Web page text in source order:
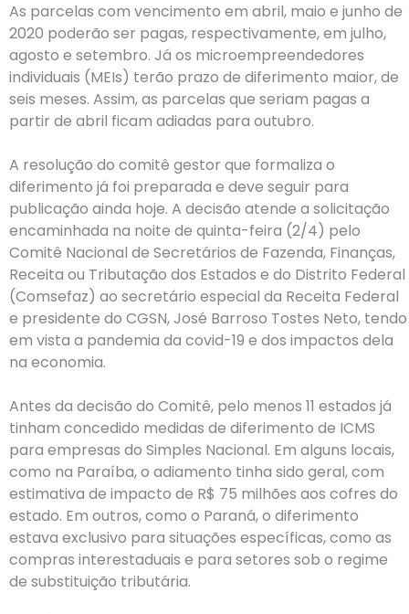
As parcelas com vencimento em abril, maio e junho de
2020 poderão ser pagas, respectivamente, em julho,
agosto e setembro. Já os microempreendedores
individuais (MEIs) terão prazo de diferimento maior, de
seis meses. Assim, as parcelas que seriam pagas a
partir de abril ficam adiadas para outubro.
A resolução do comitê gestor que formaliza o
diferimento já foi preparada e deve seguir para
publicação ainda hoje. A decisão atende a solicitação
encaminhada na noite de quinta-feira (2/4) pelo
Comitê Nacional de Secretários de Fazenda, Finanças,
Receita ou Tributação dos Estados e do Distrito Federal
(Comsefaz) ao secretário especial da Receita Federal
e presidente do CGSN, José Barroso Tostes Neto, tendo
em vista a pandemia da covid-19 e dos impactos dela
na economia.
Antes da decisão do Comitê, pelo menos 11 estados já
tinham concedido medidas de diferimento de ICMS
para empresas do Simples Nacional. Em alguns locais,
como na Paraíba, o adiamento tinha sido geral, com
estimativa de impacto de R$ 75 milhões aos cofres do
estado. Em outros, como o Paraná, o diferimento
estava exclusivo para situações específicas, como as
compras interestaduais e para setores sob o regime
de substituição tributária.